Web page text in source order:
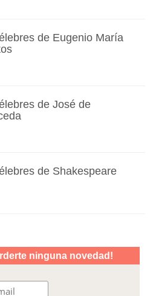
de Eugenio María
de José de
de Shakespeare